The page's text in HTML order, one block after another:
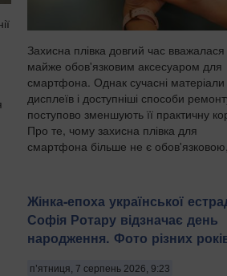
Захисна плівка довгий час вважалася
майже обов'язковим аксесуаром для
смартфона. Однак сучасні матеріали
дисплеїв і доступніші способи
поступово зменшують її практичну
Про те, чому захисна плівка для
смартфона більше не є
Жінка-епоха української
Софія Ротару відзначає день
народження. Фото різних
п’ятниця, 7 серпень 2026, 9:23